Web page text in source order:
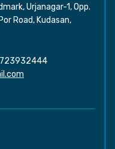
Urjanagar-1, Opp.
Road, Kudasan,